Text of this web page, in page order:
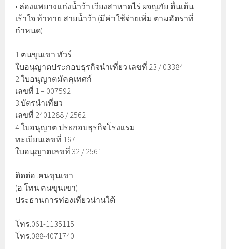
• ล่องแพยางแก่งน้ำว้า เวียงสาหาดไร่ ผจญภัย ตื่นเต้น
เร้าใจ ท้าทาย สายน้ำว้า (มีค่าใช้จ่ายเพิ่ม ตามอัตราที่
กำหนด)
1.ฅนขุนเขา ทัวร์
ใบอนุญาตประกอบธุรกิจนำเที่ยว เลขที่ 23 / 03384
2.ใบอนุญาตมัคคุเทศก์
เลขที่ 1 – 007592
3.บัตรนำเที่ยว
เลขที่ 2401288 / 2562
4.ใบอนุญาต ประกอบธุรกิจโรงแรม
ทะเบียนเลขที่ 167
ใบอนุญาตเลขที่ 32 / 2561
ติดต่อ..ฅนขุนเขา
(อ.โทน ฅนขุนเขา)
ประธานการท่องเที่ยวน่านใต้
โทร.061-1135115
โทร.088-4071740